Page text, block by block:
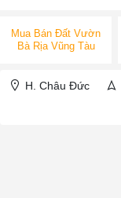
Mua Bán Đất Vườn
Bà Rịa Vũng Tàu
H. Châu Đức